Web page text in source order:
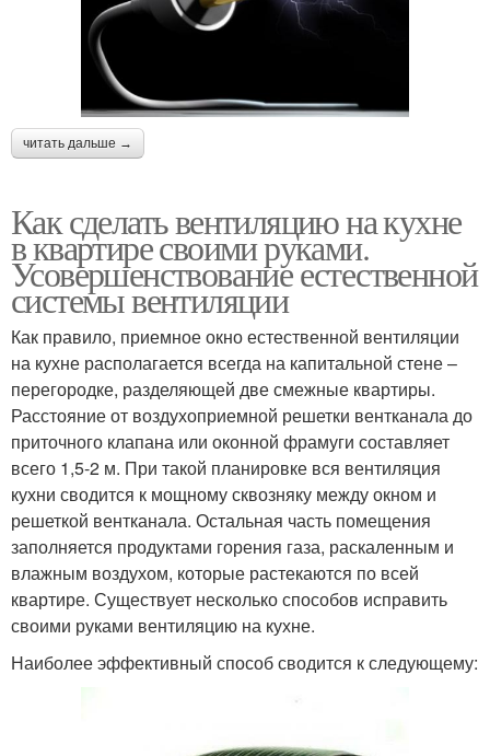
читать дальше →
Как сделать вентиляцию на кухне
в квартире своими руками.
Усовершенствование естественной
системы вентиляции
Как правило, приемное окно естественной вентиляции
на кухне располагается всегда на капитальной стене –
перегородке, разделяющей две смежные квартиры.
Расстояние от воздухоприемной решетки вентканала до
приточного клапана или оконной фрамуги составляет
всего 1,5-2 м. При такой планировке вся вентиляция
кухни сводится к мощному сквозняку между окном и
решеткой вентканала. Остальная часть помещения
заполняется продуктами горения газа, раскаленным и
влажным воздухом, которые растекаются по всей
квартире. Существует несколько способов исправить
своими руками вентиляцию на кухне.
Наиболее эффективный способ сводится к следующему: